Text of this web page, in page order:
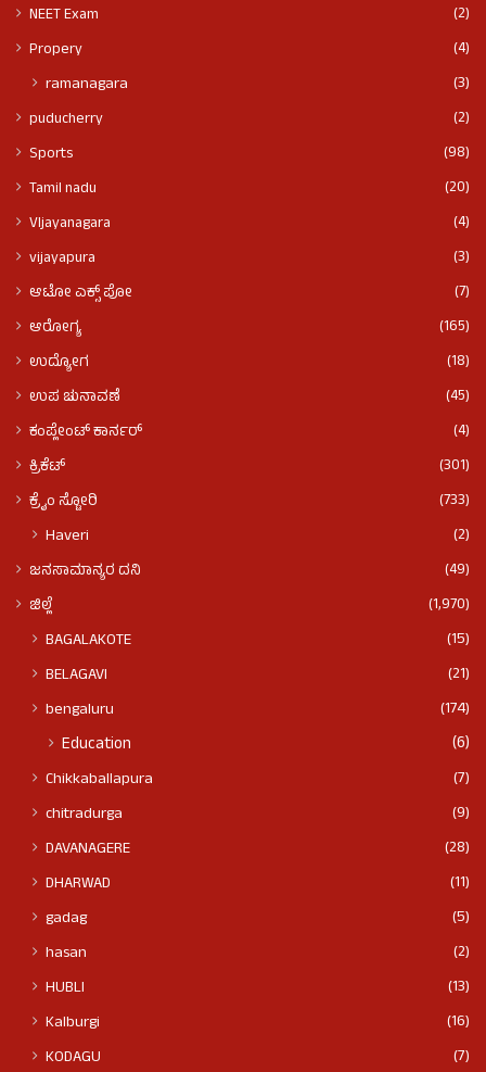
NEET Exam
(2)
Propery
(4)
ramanagara (3)
puducherry
(2)
Sports
(98)
Tamil nadu
(20)
VIjayanagara
(4)
vijayapura
(3)
ಆಟೋ ಎಕ್ಸ್ ಪೋ
(7)
ಆರೋಗ್ಯ
(165)
ಉದ್ಯೋಗ
(18)
ಉಪ ಚುನಾವಣೆ
(45)
ಕಂಪ್ಲೇಂಟ್ ಕಾರ್ನರ್
(4)
ಕ್ರಿಕೆಟ್
(301)
ಕ್ರೈಂ ಸ್ಟೋರಿ
(733)
Haveri (2)
ಜನಸಾಮಾನ್ಯರ ದನಿ
(49)
ಜಿಲ್ಲೆ
(1,970)
BAGALAKOTE
(15)
BELAGAVI
(21)
bengaluru
(174)
Education (6)
Chikkaballapura
(7)
chitradurga
(9)
DAVANAGERE
(28)
DHARWAD
(11)
gadag
(5)
hasan
(2)
HUBLI
(13)
Kalburgi
(16)
KODAGU
(7)